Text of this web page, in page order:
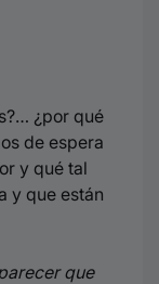
¿por qué
de espera
y qué tal
y que están
que